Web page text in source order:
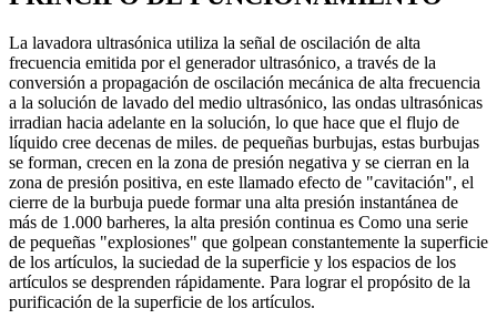
La lavadora ultrasónica utiliza la señal de oscilación de alta
frecuencia emitida por el generador ultrasónico, a través de la
conversión a propagación de oscilación mecánica de alta frecuencia
a la solución de lavado del medio ultrasónico, las ondas ultrasónicas
irradian hacia adelante en la solución, lo que hace que el flujo de
líquido cree decenas de miles. de pequeñas burbujas, estas burbujas
se forman, crecen en la zona de presión negativa y se cierran en la
zona de presión positiva, en este llamado efecto de "cavitación", el
cierre de la burbuja puede formar una alta presión instantánea de
más de 1.000 barheres, la alta presión continua es Como una serie
de pequeñas "explosiones" que golpean constantemente la superficie
de los artículos, la suciedad de la superficie y los espacios de los
artículos se desprenden rápidamente. Para lograr el propósito de la
purificación de la superficie de los artículos.